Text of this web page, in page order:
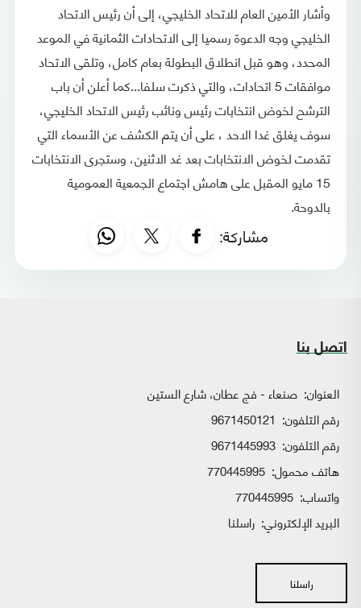
وأشار الأمين العام للاتحاد الخليجي، إلى أن رئيس الاتحاد
الخليجي وجه الدعوة رسميا إلى الاتحادات الثمانية في الموعد
المحدد، وهو قبل انطلاق البطولة بعام كامل، وتلقى الاتحاد
موافقات 5 اتحادات، والتي ذكرت سلفا...كما أعلن أن باب
الترشح لخوض انتخابات رئيس ونائب رئيس الاتحاد الخليجي،
سوف يغلق غدا الاحد ، على أن يتم الكشف عن الأسماء التي
تقدمت لخوض الانتخابات بعد غد الاثنين، وستجرى الانتخابات
15 مايو المقبل على هامش اجتماع الجمعية العمومية
بالدوحة.
مشاركة:
اتصل بنا
العنوان: صنعاء - فج عطان، شارع الستين
رقم التلفون: 9671450121
رقم التلفون: 9671445993
هاتف محمول: 770445995
واتساب:
البريد الإلكتروني: راسلنا
راسلنا